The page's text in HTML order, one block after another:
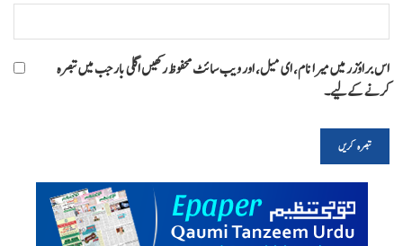
اس براؤزر میں میرا نام، ای میل، اور ویب سائٹ محفوظ رکھیں اگلی بار جب میں تبصرہ
کرنے کےلیے۔